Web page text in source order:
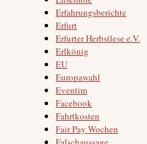
Erfahrungsberichte
Erfurt
Erfurter Herbstlese e.V.
Erlkönig
EU
Europawahl
Eventim
Facebook
Fahrtkosten
Fair Pay Wochen